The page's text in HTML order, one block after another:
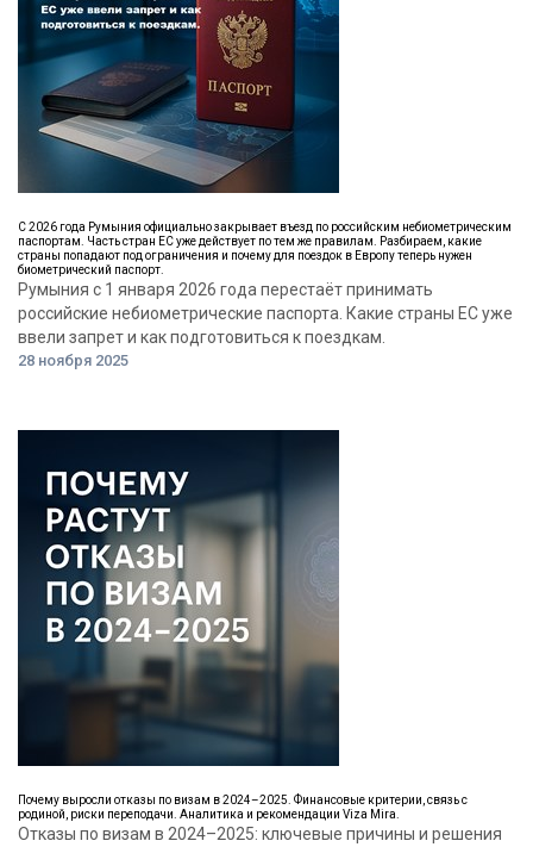
С 2026 года Румыния официально закрывает въезд по российским небиометрическим
паспортам. Часть стран ЕС уже действует по тем же правилам. Разбираем, какие
страны попадают под ограничения и почему для поездок в Европу теперь нужен
биометрический паспорт.
Румыния с 1 января 2026 года перестаёт принимать
российские небиометрические паспорта. Какие страны ЕС уже
ввели запрет и как подготовиться к поездкам.
28 ноября 2025
Почему выросли отказы по визам в 2024–2025. Финансовые критерии, связь с
родиной, риски переподачи. Аналитика и рекомендации Viza Mira.
Отказы по визам в 2024–2025: ключевые причины и решения